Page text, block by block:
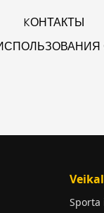
KОНТАКТЫ
Sporta